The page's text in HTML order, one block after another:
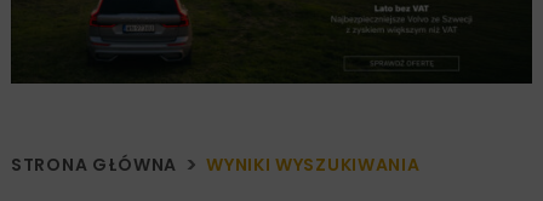
STRONA GŁÓWNA WYNIKI WYSZUKIWANIA